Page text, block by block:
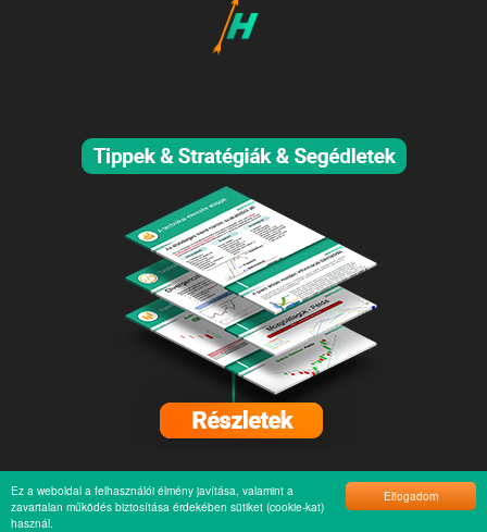
Elfogadom
Ez a weboldal a felhasználói élmény javítása, valamint a
zavartalan működés biztosítása érdekében sütiket (cookie-kat)
használ.